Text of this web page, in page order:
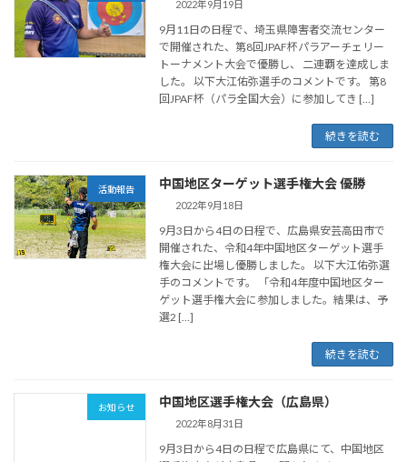
2022年9月19日
9月11日の日程で、埼玉県障害者交流センター
で開催された、第8回JPAF杯パラアーチェリー
トーナメント大会で優勝し、 二連覇を達成しま
した。 以下大江佑弥選手のコメントです。 第8
回JPAF杯（パラ全国大会）に参加してき […]
続きを読む
活動報告 中国地区ターゲット選手権大会 優勝
2022年9月18日
9月3日から4日の日程で、広島県安芸高田市で
開催された、令和4年中国地区ターゲット選手
権大会に出場し優勝しました。 以下大江佑弥選
手のコメントです。 「令和4年度中国地区ター
ゲット選手権大会に参加しました。結果は、予
選2 […]
続きを読む
お知らせ 中国地区選手権大会（広島県）
2022年8月31日
9月3日から4日の日程で広島県にて、中国地区